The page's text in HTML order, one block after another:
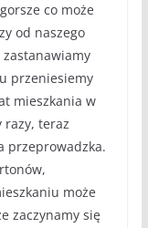
co może
od naszego
przeniesiemy
mieszkania w
razy, teraz
przeprowadzka.
może
zaczynamy się